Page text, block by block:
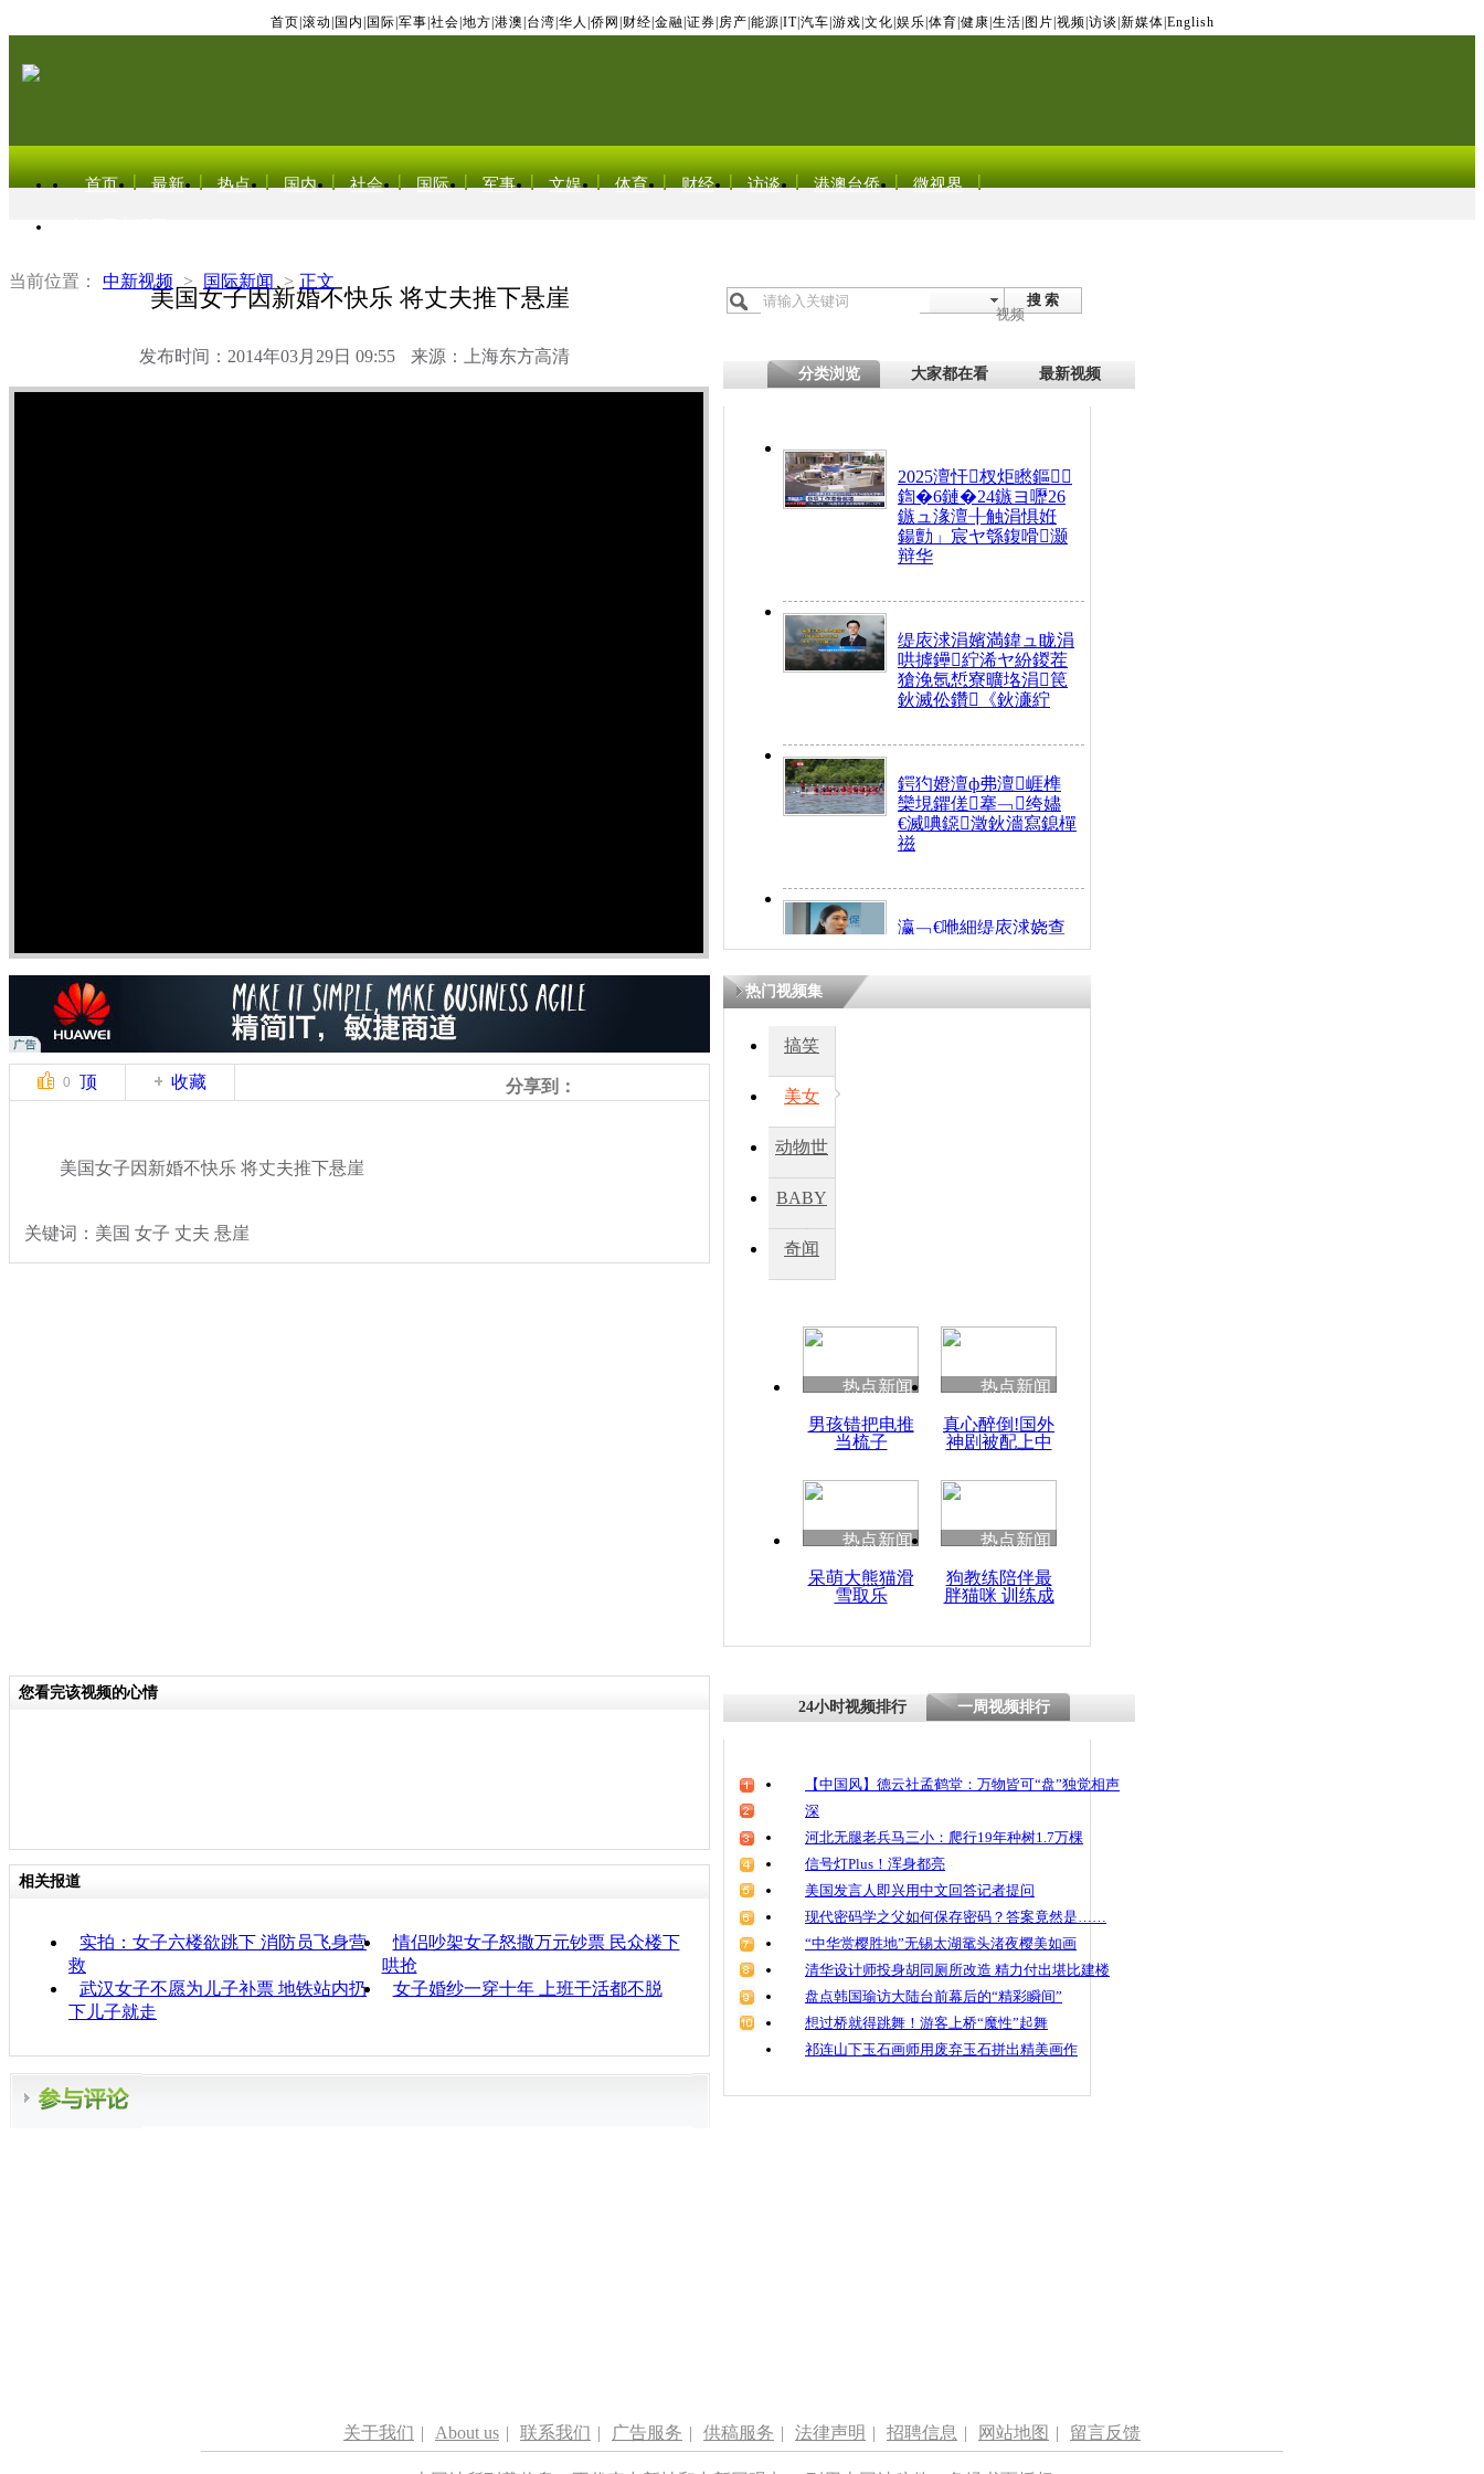
首页 滚动 国内 国际 军事 社会 地方 港澳 台湾 华人 侨网 财经 金融 证券 房产 能源 IT| 汽车 游戏 文化 娱乐 体育 健康 生活 图片 视频 访谈 新媒体 English
首页 最新 热点 国内 社会 国际 军事 文娱 体育 财经 访谈 港澳台侨 微视界
当前位置： 中新视频 > 国际新闻 > 正文
美国女子因新婚不快乐 将丈夫推下悬崖
发布时间：2014年03月29日 09:55 来源：上海东方高清
搜 索
视频
分类浏览 大家都在看 最新视频
2025澶忓杈炬矁鏂
鍧�6鏈�24鏃ヨ嚦26
鏃ュ湪澶╂触涓惧姙
鍚勯」宸ヤ綔鍑嗗灏
辩华
缇庡浗涓嬪満鍏ュ眬涓
哄摢鑸紵浠ヤ紛鍐茬
獊浼氬惁寮曠垎涓笢
鈥滅伀鑽《鈥濓紵
鍔犳嬁澶ф弗澶崕榫
欒垷鑺傞搴﹁绔嬧
€滅唺鐚澂鈥濇寫鎴樿
禌
瀛﹁€咃細缇庡浗娆查
€间笢鍗椾簹涓庝腑鍥
熷悎浣� 涓ㄥ浗闄呰
0 顶 收藏 分享到：
美国女子因新婚不快乐 将丈夫推下悬崖
关键词：美国 女子 丈夫 悬崖
热门视频集
搞笑
美女
动物世
BABY
秀
奇闻
热点新闻
男孩错把电推
当梳子
热点新闻
真心醉倒!国外
神剧被配上中
热点新闻
呆萌大熊猫滑
雪取乐
热点新闻
狗教练陪伴最
胖猫咪 训练成
您看完该视频的心情
相关报道
实拍：女子六楼欲跳下 消防员飞身营
救
情侣吵架女子怒撒万元钞票 民众楼下
哄抢
武汉女子不愿为儿子补票 地铁站内扔
下儿子就走
女子婚纱一穿十年 上班干活都不脱
24小时视频排行 一周视频排行
【中国风】德云社孟鹤堂：万物皆可“盘”独觉相声
深
河北无腿老兵马三小：爬行19年种树1.7万棵
信号灯Plus！浑身都亮
美国发言人即兴用中文回答记者提问
现代密码学之父如何保存密码？答案竟然是……
“中华赏樱胜地”无锡太湖鼋头渚夜樱美如画
清华设计师投身胡同厕所改造 精力付出堪比建楼
盘点韩国瑜访大陆台前幕后的“精彩瞬间”
想过桥就得跳舞！游客上桥“魔性”起舞
祁连山下玉石画师用废弃玉石拼出精美画作
关于我们 | About us | 联系我们 | 广告服务 | 供稿服务 | 法律声明 | 招聘信息 | 网站地图 | 留言反馈